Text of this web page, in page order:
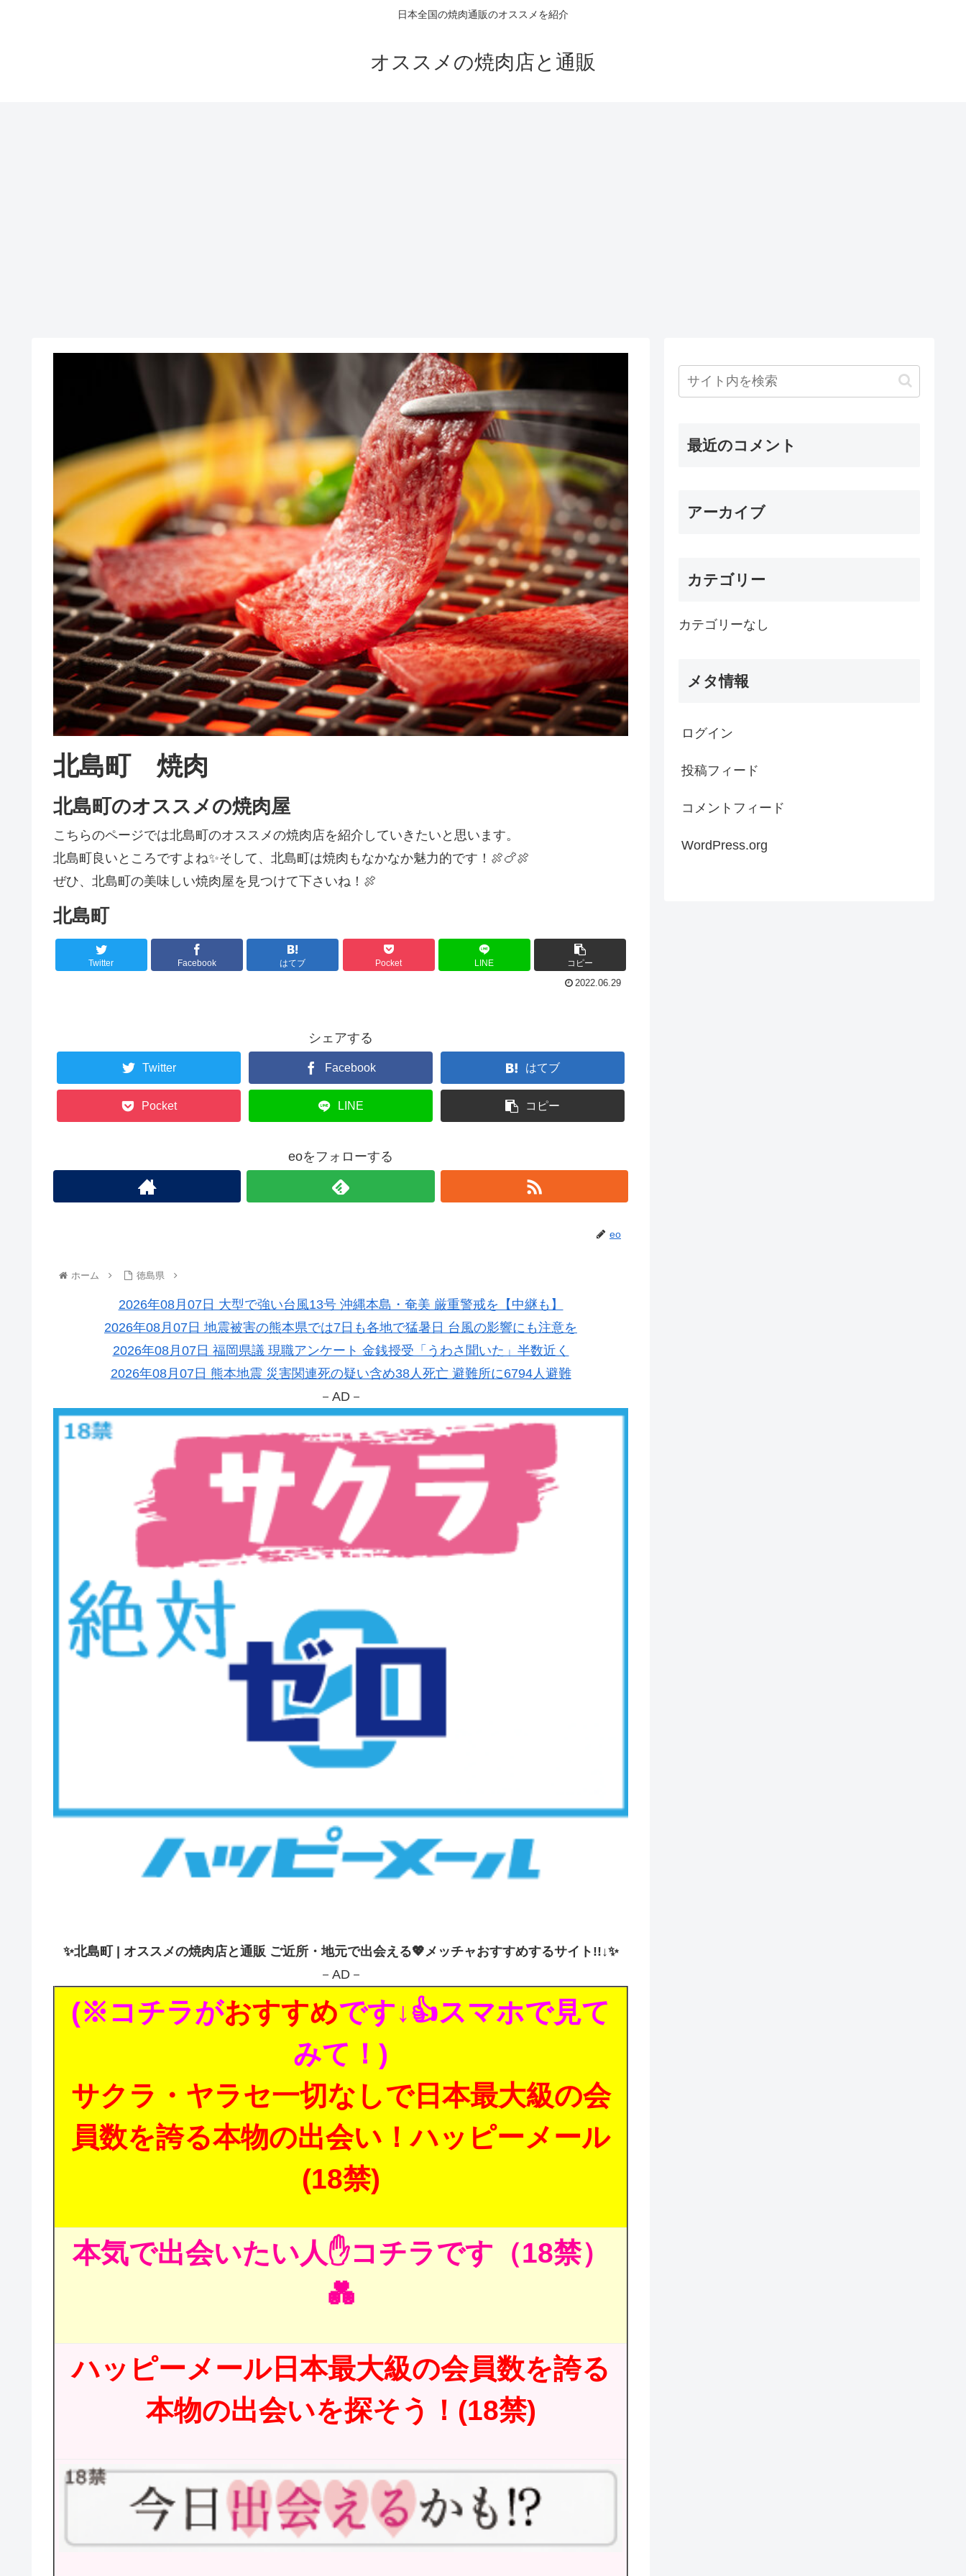
日本全国の焼肉通販のオススメを紹介
オススメの焼肉店と通販
北島町 焼肉
北島町のオススメの焼肉屋
こちらのページでは北島町のオススメの焼肉店を紹介していきたいと思います。
北島町良いところですよね✨そして、北島町は焼肉もなかなか魅力的です！🍖🍗🍖
ぜひ、北島町の美味しい焼肉屋を見つけて下さいね！🍖
北島町
Twitter Facebook はてブ Pocket LINE コピー
2022.06.29
シェアする
Twitter Facebook はてブ
Pocket LINE コピー
eoをフォローする
eo
ホーム 徳島県
2026年08月07日 大型で強い台風13号 沖縄本島・奄美 厳重警戒を【中継も】
2026年08月07日 地震被害の熊本県では7日も各地で猛暑日 台風の影響にも注意を
2026年08月07日 福岡県議 現職アンケート 金銭授受「うわさ聞いた」半数近く
2026年08月07日 熊本地震 災害関連死の疑い含め38人死亡 避難所に6794人避難
－AD－
✨北島町 | オススメの焼肉店と通販 ご近所・地元で出会える💖メッチャおすすめするサイト!!↓✨
－AD－
(※コチラがおすすめです↓👍スマホで見て
みて！)
サクラ・ヤラセ一切なしで日本最大級の会
員数を誇る本物の出会い！ハッピーメール
(18禁)
本気で出会いたい人✋コチラです（18禁）
💑
ハッピーメール日本最大級の会員数を誇る
本物の出会いを探そう！(18禁)
最近のコメント
アーカイブ
カテゴリー
カテゴリーなし
メタ情報
ログイン
投稿フィード
コメントフィード
WordPress.org